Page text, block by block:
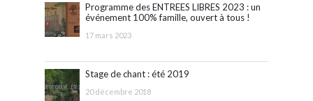
Programme des ENTREES LIBRES 2023 : un
événement 100% famille, ouvert à tous !
17 mars 2023
Stage de chant : été 2019
20 décembre 2018